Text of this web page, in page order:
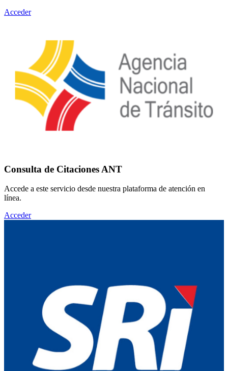
Acceder
Consulta de Citaciones ANT
Accede a este servicio desde nuestra plataforma de atención en
línea.
Acceder